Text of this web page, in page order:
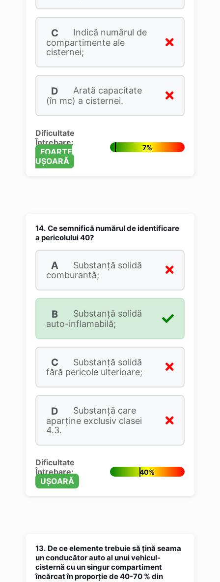
C
Indică numărul de
compartimente ale
cisternei;
D
Arată capacitate
(în mc) a cisternei.
Dificultate
Întrebare:
FOARTE
UȘOARĂ
7%
14. Ce semnifică numărul de identificare
a pericolului 40?
A
Substanţă solidă
comburantă;
B
Substanţă solidă
auto-inflamabilă;
C
Substanţă solidă
fără pericole ulterioare;
D
Substanţă care
aparţine exclusiv clasei
4.3.
Dificultate
Întrebare:
UȘOARĂ
40%
13. De ce elemente trebuie să țină seama
un conducător auto al unui vehicul-
cisternă cu un singur compartiment
încărcat în proporție de 40-70 % din